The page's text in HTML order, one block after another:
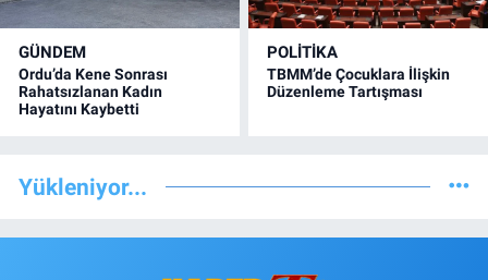
GÜNDEM
Ordu’da Kene Sonrası
Rahatsızlanan Kadın
Hayatını Kaybetti
POLİTİKA
TBMM’de Çocuklara İlişkin
Düzenleme Tartışması
Yükleniyor...